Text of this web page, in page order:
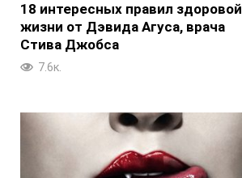
18 интересных правил здоровой
жизни от Дэвида Агуса, врача
Стива Джобса
7.6к.